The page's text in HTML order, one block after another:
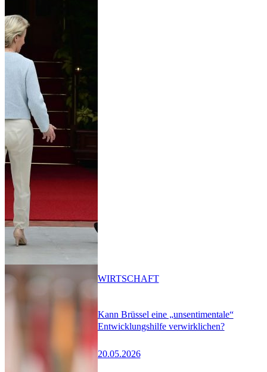
Kann Brüssel eine „unsentimentale“
Entwicklungshilfe verwirklichen?
20.05.2026
WIRTSCHAFT